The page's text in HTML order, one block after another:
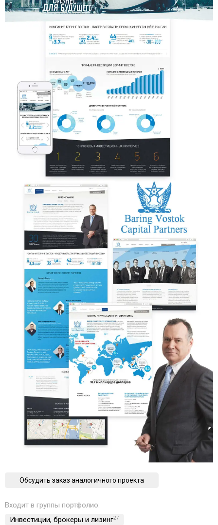
Обсудить заказ аналогичного проекта
Входит в группы портфолио:
Инвестиции, брокеры и лизинг27